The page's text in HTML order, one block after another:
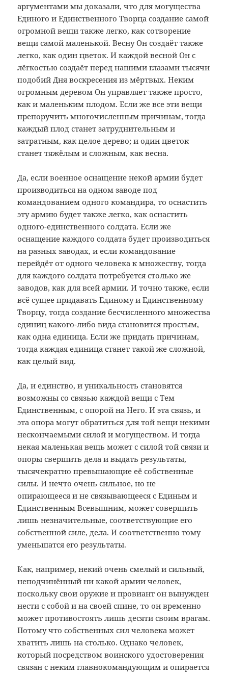
аргументами мы доказали, что для могущества
Единого и Единственного Творца создание самой
огромной вещи также легко, как сотворение
вещи самой маленькой. Весну Он создаёт также
легко, как один цветок. И каждой весной Он с
лёгкостью создаёт перед нашими глазами тысячи
подобий Дня воскресения из мёртвых. Неким
огромным деревом Он управляет также просто,
как и маленьким плодом. Если же все эти вещи
препоручить многочисленным причинам, тогда
каждый плод станет затруднительным и
затратным, как целое дерево; и один цветок
станет тяжёлым и сложным, как весна.
Да, если военное оснащение некой армии будет
производиться на одном заводе под
командованием одного командира, то оснастить
эту армию будет также легко, как оснастить
одного-единственного солдата. Если же
оснащение каждого солдата будет производиться
на разных заводах, и если командование
перейдёт от одного человека к множеству, тогда
для каждого солдата потребуется столько же
заводов, как для всей армии. И точно также, если
всё сущее придавать Единому и Единственному
Творцу, тогда создание бесчисленного множества
единиц какого-либо вида становится простым,
как одна единица. Если же придать причинам,
тогда каждая единица станет такой же сложной,
как целый вид.
Да, и единство, и уникальность становятся
возможны со связью каждой вещи с Тем
Единственным, с опорой на Него. И эта связь, и
эта опора могут обратиться для той вещи некими
нескончаемыми силой и могуществом. И тогда
некая маленькая вещь может с силой той связи и
опоры свершить дела и выдать результаты,
тысячекратно превышающие её собственные
силы. И нечто очень сильное, но не
опирающееся и не связывающееся с Единым и
Единственным Всевышним, может совершить
лишь незначительные, соответствующие его
собственной силе, дела. И соответственно тому
уменьшатся его результаты.
Как, например, некий очень смелый и сильный,
неподчинённый ни какой армии человек,
поскольку свои оружие и провиант он вынужден
нести с собой и на своей спине, то он временно
может противостоять лишь десяти своим врагам.
Потому что собственных сил человека может
хватить лишь на столько. Однако человек,
который посредством воинского удостоверения
связан с неким главнокомандующим и опирается